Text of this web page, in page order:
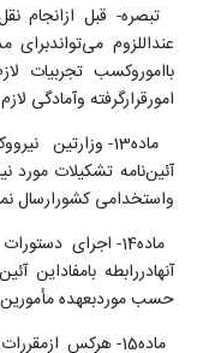
تبصره- قبل ازانجام
بااموروکسب تجربیات
امورقرارگرفته وآمادگی
ماده13-
آئین‌نامه تشکیلات مورد
واستخدامی کشورارسال
ماده14- اجرای
حسب موردبعهده مأمورین
ماده15- هرکس